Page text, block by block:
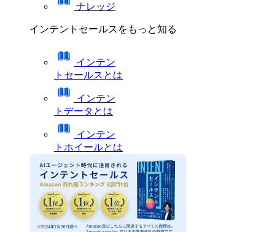
ナレッジ
インテントセールスをもっと知る
インテン
トセールスとは
インテン
トデータとは
インテン
トホイールとは